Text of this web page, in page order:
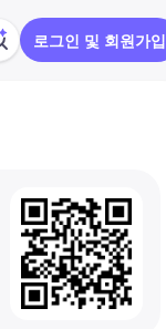
로그인 및 회원가입